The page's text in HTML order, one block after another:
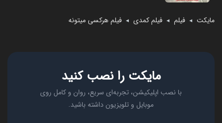
مایکت ◄ فیلم ◄ فیلم کمدی ◄ فیلم هرکسی میتونه
مایکت را نصب کنید
با نصب اپلیکیشن، تجربه‌ای سریع، روان و کامل روی
موبایل و تلویزیون داشته باشید.